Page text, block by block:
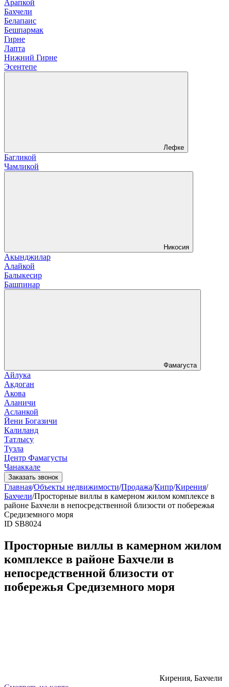
Арапкой
Бахчели
Белапаис
Бешпармак
Гирне
Лапта
Нижний Гирне
Эсентепе
Лефке
Багликой
Чамликой
Никосия
Акынджилар
Алайкой
Балыкесир
Башпинар
Фамагуста
Айлука
Акдоган
Акова
Аланичи
Асланкой
Йени Богазичи
Калиланд
Татлысу
Тузла
Центр Фамагусты
Чанаккале
Заказать звонок
Главная/Объекты недвижимости/Продажа/Кипр/Кирения/
Бахчели/Просторные виллы в камерном жилом комплексе в
районе Бахчели в непосредственной близости от побережья
Средиземного моря
ID SB8024
Просторные виллы в камерном жилом
комплексе в районе Бахчели в
непосредственной близости от
побережья Средиземного моря
Кирения, Бахчели